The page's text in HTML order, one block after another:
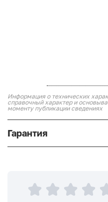
Информация о технических
справочный характер и
моменту публикации сведениях
Гарантия